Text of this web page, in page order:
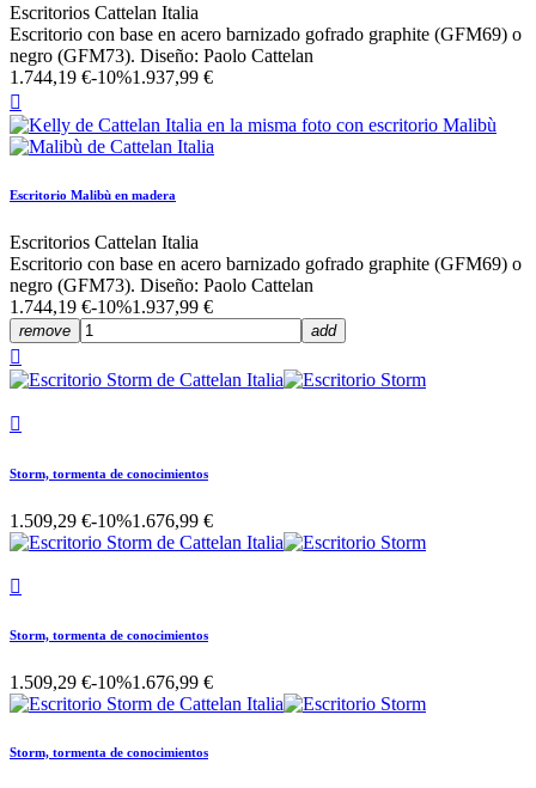
Escritorios Cattelan Italia
Escritorio con base en acero barnizado gofrado graphite (GFM69) o
negro (GFM73). Diseño: Paolo Cattelan
1.744,19 €-10%1.937,99 €

Escritorio Malibù en madera
Escritorios Cattelan Italia
Escritorio con base en acero barnizado gofrado graphite (GFM69) o
negro (GFM73). Diseño: Paolo Cattelan
1.744,19 €-10%1.937,99 €
remove add


Storm, tormenta de conocimientos
1.509,29 €-10%1.676,99 €

Storm, tormenta de conocimientos
1.509,29 €-10%1.676,99 €
Storm, tormenta de conocimientos